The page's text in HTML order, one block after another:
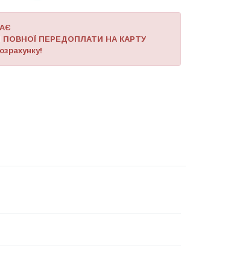
ПЕРЕДОПЛАТИ НА КАРТУ